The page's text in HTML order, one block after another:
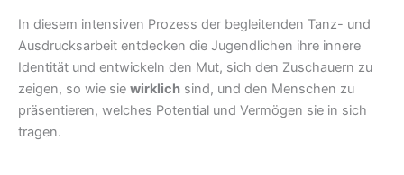
In diesem intensiven Prozess der begleitenden Tanz- und
Ausdrucksarbeit entdecken die Jugendlichen ihre innere
Identität und entwickeln den Mut, sich den Zuschauern zu
zeigen, so wie sie wirklich sind, und den Menschen zu
präsentieren, welches Potential und Vermögen sie in sich
tragen.